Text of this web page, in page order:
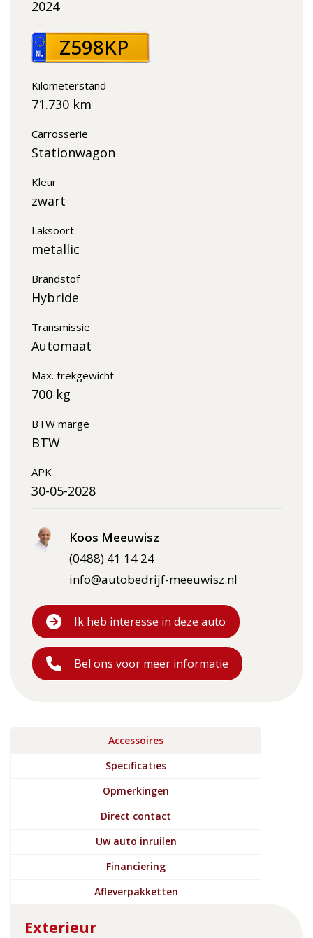
2024
Z598KP
Kilometerstand
71.730 km
Carrosserie
Stationwagon
Kleur
zwart
Laksoort
metallic
Brandstof
Hybride
Transmissie
Automaat
Max. trekgewicht
700 kg
BTW marge
BTW
APK
30-05-2028
Koos Meeuwisz
(0488) 41 14 24
info@autobedrijf-meeuwisz.nl
Ik heb interesse in deze auto
Bel ons voor meer informatie
Accessoires
Specificaties
Opmerkingen
Direct contact
Uw auto inruilen
Financiering
Afleverpakketten
Exterieur